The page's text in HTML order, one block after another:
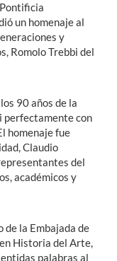
un homenaje al
y
Romolo Trebbi del
90 años de la
perfectamente con
homenaje fue
Claudio
del
académicos y
de la Embajada de
Historia del Arte,
palabras al